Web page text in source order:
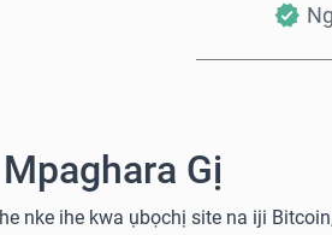
Gị
nke ihe kwa ụbọchị site na iji